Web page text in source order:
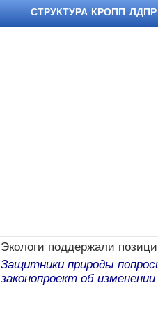
СТРУКТУРА КРОПП ЛДПР
Экологи поддержали
Защитники природы
законопроект об